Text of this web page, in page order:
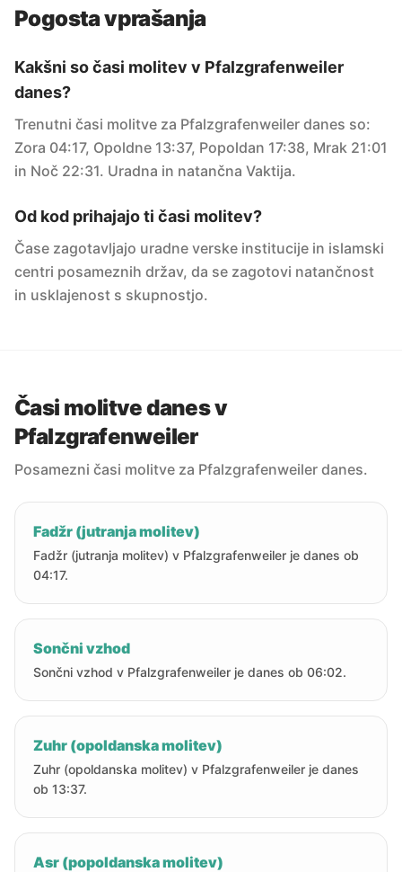
Pogosta vprašanja
Kakšni so časi molitev v Pfalzgrafenweiler
danes?
Trenutni časi molitve za Pfalzgrafenweiler danes so:
Zora 04:17, Opoldne 13:37, Popoldan 17:38, Mrak 21:01
in Noč 22:31. Uradna in natančna Vaktija.
Od kod prihajajo ti časi molitev?
Čase zagotavljajo uradne verske institucije in islamski
centri posameznih držav, da se zagotovi natančnost
in usklajenost s skupnostjo.
Časi molitve danes v
Pfalzgrafenweiler
Posamezni časi molitve za Pfalzgrafenweiler danes.
Fadžr (jutranja molitev)
Fadžr (jutranja molitev) v Pfalzgrafenweiler je danes ob
04:17.
Sončni vzhod
Sončni vzhod v Pfalzgrafenweiler je danes ob 06:02.
Zuhr (opoldanska molitev)
Zuhr (opoldanska molitev) v Pfalzgrafenweiler je danes
ob 13:37.
Asr (popoldanska molitev)